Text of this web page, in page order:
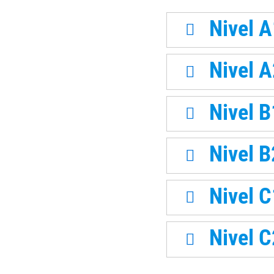
Nivel
Nivel
Nivel
Nivel
Nivel
Nivel